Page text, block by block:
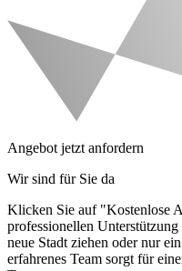
Angebot jetzt anfordern
Wir sind für Sie da
Klicken Sie auf "Kostenlose
professionellen
neue Stadt ziehen oder nur
erfahrenes Team sorgt für